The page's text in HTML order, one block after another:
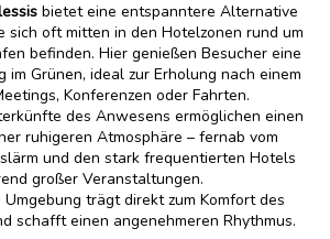
bietet eine entspanntere Alternative
sich oft mitten in den Hotelzonen rund um
befinden. Hier genießen Besucher eine
im Grünen, ideal zur Erholung nach einem
Konferenzen oder Fahrten.
des Anwesens ermöglichen einen
ruhigeren Atmosphäre – fernab vom
und den stark frequentierten Hotels
großer Veranstaltungen.
trägt direkt zum Komfort des
schafft einen angenehmeren Rhythmus.